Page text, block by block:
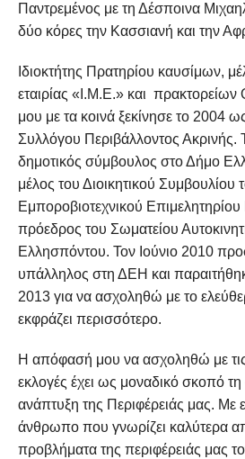
Παντρεμένος με τη Δέσποινα
δύο κόρες την Κασσιανή και την
Ιδιοκτήτης Πρατηρίου καυσίμων,
εταιρίας «Ι.Μ.Ε.» και
μου με τα κοινά ξεκίνησε το 2004
Συλλόγου Περιβάλλοντος Ακρινής.
δημοτικός σύμβουλος στο Δήμο
μέλος του Διοικητικού Συμβουλίου
Εμποροβιοτεχνικού Επιμελητηρίου
πρόεδρος του Σωματείου
Ελλησπόντου. Τον Ιούνιο 2010
υπάλληλος στη ΔΕΗ και
2013 για να ασχοληθώ με το
εκφράζει περισσότερο.
Η απόφασή μου να ασχοληθώ με τις
εκλογές έχει ως μοναδικό σκοπό
ανάπτυξη της Περιφέρειάς μας. Με
άνθρωπο που γνωρίζει καλύτερα
προβλήματα της περιφέρειάς μας